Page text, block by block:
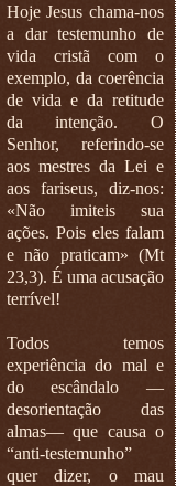
Hoje Jesus chama-nos
a dar testemunho de
vida cristã com o
exemplo, da coerência
de vida e da retitude
da intenção. O
Senhor, referindo-se
aos mestres da Lei e
aos fariseus, diz-nos:
«Não imiteis sua
ações. Pois eles falam
e não praticam» (Mt
23,3). É uma acusação
terrível!
Todos temos
experiência do mal e
do escândalo —
desorientação das
almas— que causa o
“anti-testemunho”
quer dizer, o mau